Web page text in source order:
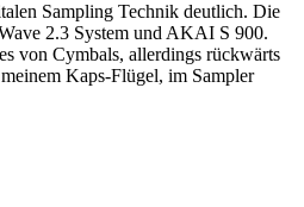
Sampling Technik deutlich. Die
2.3 System und AKAI S 900.
von Cymbals, allerdings rückwärts
Kaps-Flügel, im Sampler